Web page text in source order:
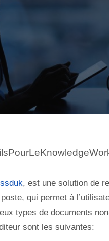
Issduk, est une solution de
qui permet à
types de documents
sont les suivantes: